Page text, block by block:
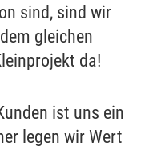
sind, sind wir
gleichen
da!
ist uns ein
legen wir Wert